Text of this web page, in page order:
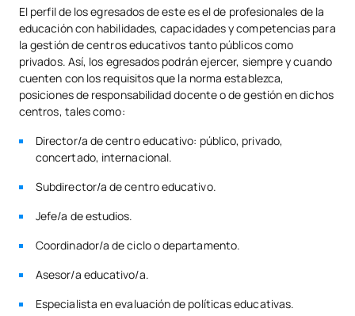
El perfil de los egresados de este es el de profesionales de la
educación con habilidades, capacidades y competencias para
la gestión de centros educativos tanto públicos como
privados. Así, los egresados podrán ejercer, siempre y cuando
cuenten con los requisitos que la norma establezca,
posiciones de responsabilidad docente o de gestión en dichos
centros, tales como:
Director/a de centro educativo: público, privado,
concertado, internacional.
Subdirector/a de centro educativo.
Jefe/a de estudios.
Coordinador/a de ciclo o departamento.
Asesor/a educativo/a.
Especialista en evaluación de políticas educativas.